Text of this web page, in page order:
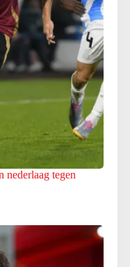
nederlaag tegen